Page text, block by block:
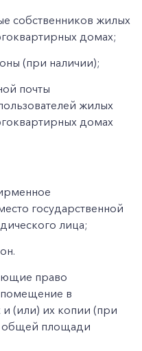
собственников жилых
домах;
(при наличии);
почты
жилых
домах
государственной
лица;
право
помещение в
(или) их копии (при
общей площади